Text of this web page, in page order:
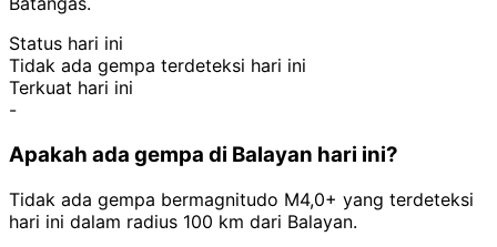
Status hari ini
Tidak ada gempa terdeteksi hari ini
Terkuat hari ini
-
Apakah ada gempa di Balayan hari ini?
Tidak ada gempa bermagnitudo M4,0+ yang terdeteksi
hari ini dalam radius 100 km dari Balayan.